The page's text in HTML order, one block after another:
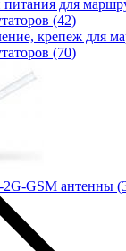
питания для
(42)
крепеж для
(70)
GSM антенны